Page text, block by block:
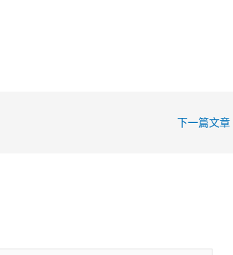
下一篇文章